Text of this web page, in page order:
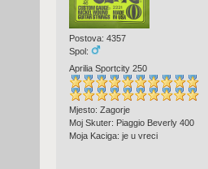
Postova: 4357
Spol:
Aprilia Sportcity 250
Mjesto: Zagorje
Moj Skuter: Piaggio Beverly 400
Moja Kaciga: je u vreci